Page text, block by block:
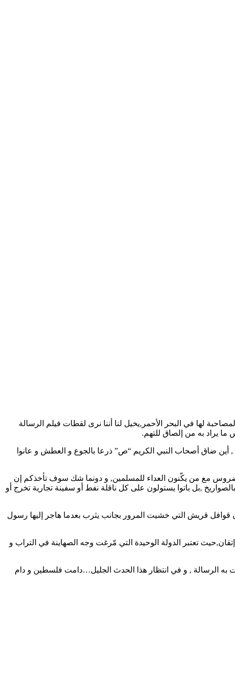
لها في البحر الأحمر,يخيل لنا أننا نرى لقطات فيلم الرسالة
ما يراد به من إلصاق للتهم.
أين ضاق أصحاب النبي الكريم “ص” ذرعا بالجوع و العطش و عانوا
ضروس مع من يكّنون العداء للمسلمين, و دونما شك سوف تأخذكم إن
,بل باتوا يستولون على كل ناقلة نفط أو سفينة تجارية تخرج أو
قوافل قريش التي خشيت المرور بجانب يثرب بعدما هاجر إليها رسول
تعتبر الدولة الوحيدة التي مّرغت وجه الصهاينة في التراب و
به الرسالة , و في انتظار هذا الحدث الجليل…دامت فلسطين و دام